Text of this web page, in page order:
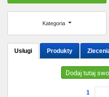
Kategoria
Usługi Produkty
Dodaj tutaj
1
Szczecin